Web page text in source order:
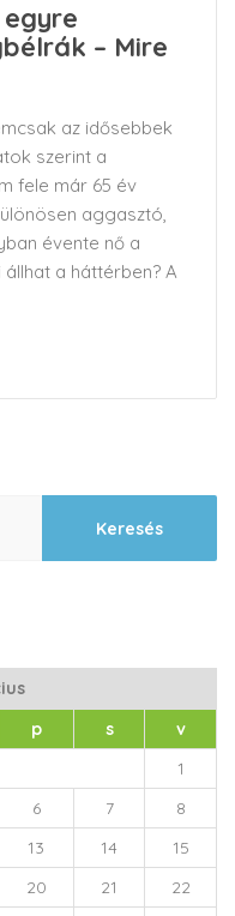
– Mire
az idősebbek
szerint a
fele már 65 év
aggasztó,
évente nő a
a háttérben? A
p s
v
1
6 7
8
13 14
15
20 21
22